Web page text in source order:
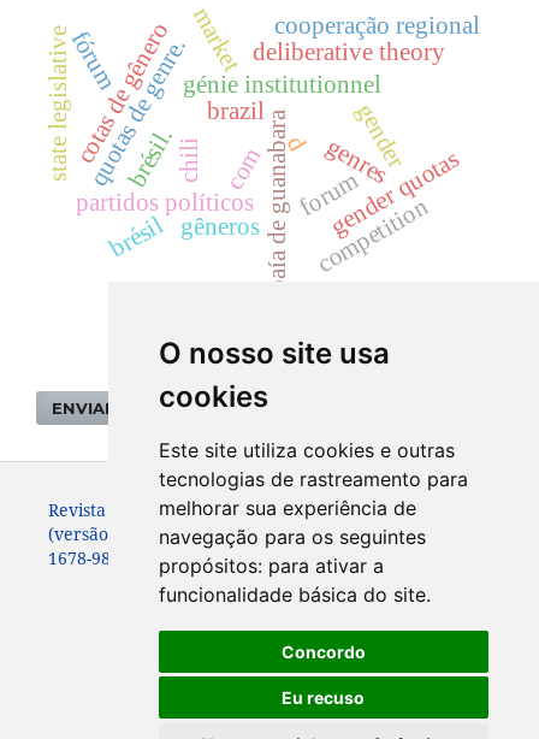
O nosso site usa
cookies
Este site utiliza cookies e outras
tecnologias de rastreamento para
melhorar sua experiência de
navegação para os seguintes
propósitos: para ativar a
funcionalidade básica do site.
Concordo
Eu recuso
partidos políticos
chili baía de guanabara
quotas de genre.génie institutionnel
genres
gender quotas
gender
cotas de gênero
gêneros
com
brésil
d
competition
market deliberative theory
forum
cooperação regional
brazil
fórum
state legislative brésil.
ENVIAR SUBMISSÃO
Revista de Sociologia e Política. ISSN: 0104-4478
(versão impressa)
1678-9873 (versão online)